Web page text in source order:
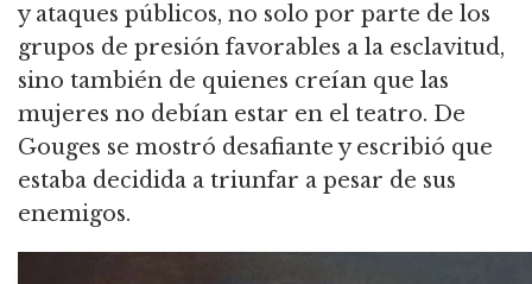
y ataques públicos, no solo por parte de los
grupos de presión favorables a la esclavitud,
sino también de quienes creían que las
mujeres no debían estar en el teatro. De
Gouges se mostró desafiante y escribió que
estaba decidida a triunfar a pesar de sus
enemigos.